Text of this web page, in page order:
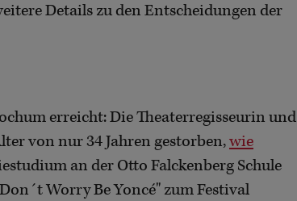
Details zu den Entscheidungen der
erreicht: Die Theaterregisseurin und
von nur 34 Jahren gestorben,wie
an der Otto Falckenberg Schule
Worry Be Yoncé" zum Festival